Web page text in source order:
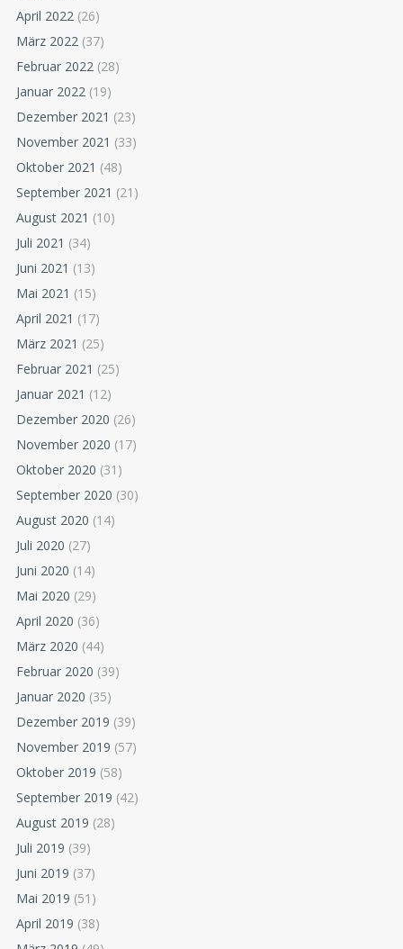
April 2022 (26)
März 2022 (37)
Februar 2022 (28)
Januar 2022 (19)
Dezember 2021 (23)
November 2021 (33)
Oktober 2021 (48)
September 2021 (21)
August 2021 (10)
Juli 2021 (34)
Juni 2021 (13)
Mai 2021 (15)
April 2021 (17)
März 2021 (25)
Februar 2021 (25)
Januar 2021 (12)
Dezember 2020 (26)
November 2020 (17)
Oktober 2020 (31)
September 2020 (30)
August 2020 (14)
Juli 2020 (27)
Juni 2020 (14)
Mai 2020 (29)
April 2020 (36)
März 2020 (44)
Februar 2020 (39)
Januar 2020 (35)
Dezember 2019 (39)
November 2019 (57)
Oktober 2019 (58)
September 2019 (42)
August 2019 (28)
Juli 2019 (39)
Juni 2019 (37)
Mai 2019 (51)
April 2019 (38)